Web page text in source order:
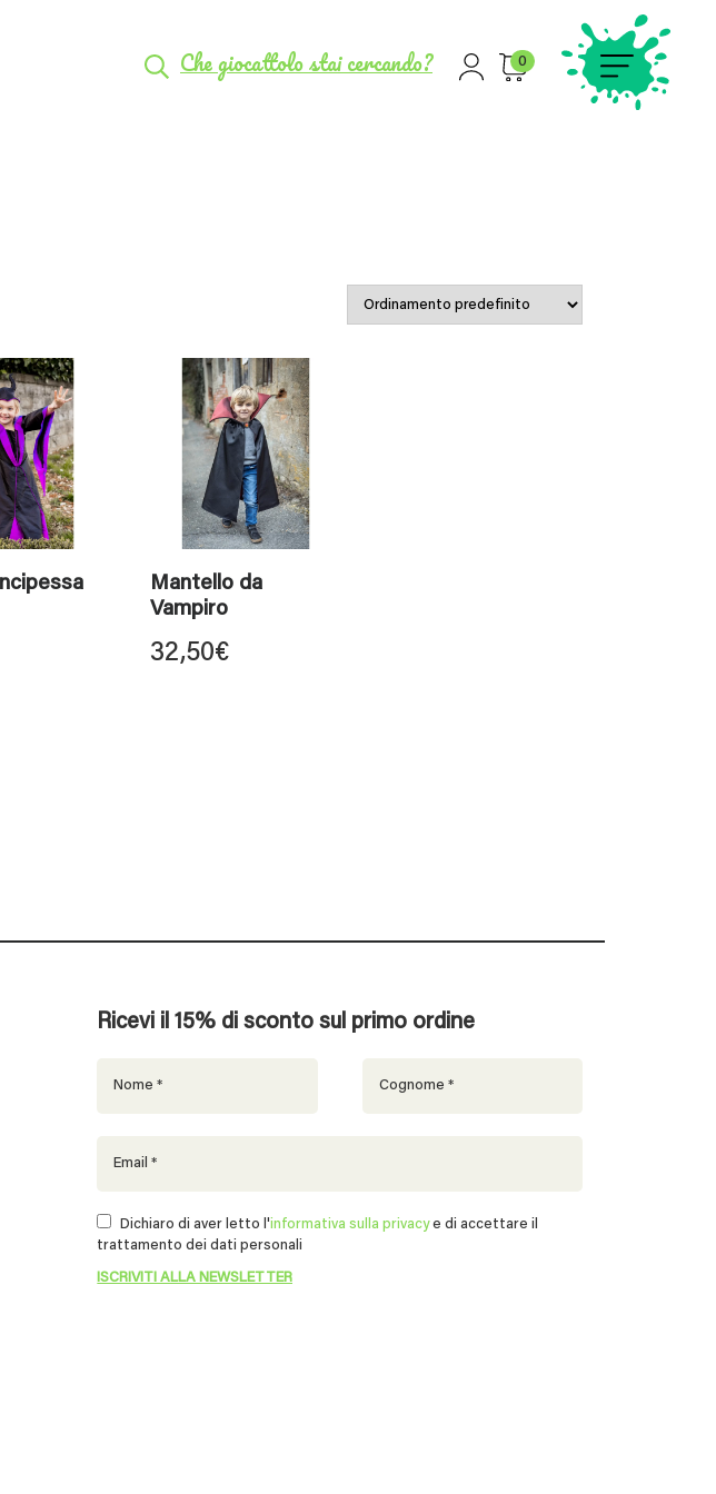
Che giocattolo stai cercando? 0
Mantello da
Vampiro
32,50€
Ricevi il 15% di sconto sul primo ordine
Dichiaro di aver letto l'informativa sulla privacye di accettare il
trattamento dei dati personali